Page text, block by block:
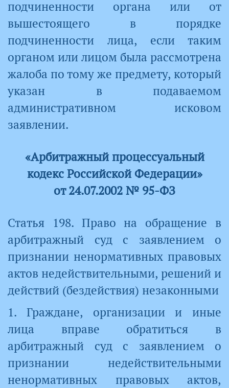
подчиненности органа или от
вышестоящего в порядке
подчиненности лица, если таким
органом или лицом была рассмотрена
жалоба по тому же предмету, который
указан в подаваемом
административном исковом
заявлении.
«Арбитражный процессуальный
кодекс Российской Федерации»
от 24.07.2002 № 95-ФЗ
Статья 198. Право на обращение в
арбитражный суд с заявлением о
признании ненормативных правовых
актов недействительными, решений и
действий (бездействия) незаконными
1. Граждане, организации и иные
лица вправе обратиться в
арбитражный суд с заявлением о
признании недействительными
ненормативных правовых актов,